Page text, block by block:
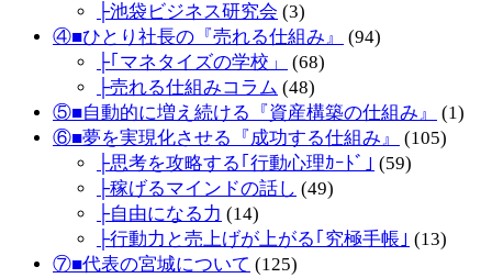
├池袋ビジネス研究会 (3)
④■ひとり社長の『売れる仕組み』
(94)
├｢マネタイズの学校」
(68)
├売れる仕組みコラム (48)
⑤■自動的に増え続ける『資産構築の仕組み』
(1)
⑥■夢を実現化させる『成功する仕組み』
(105)
├思考を攻略する｢行動心理ｶｰﾄﾞ｣ (59)
├稼げるマインドの話し (49)
├自由になる力 (14)
├行動力と売上げが上がる｢究極手帳｣ (13)
⑦■代表の宮城について (125)